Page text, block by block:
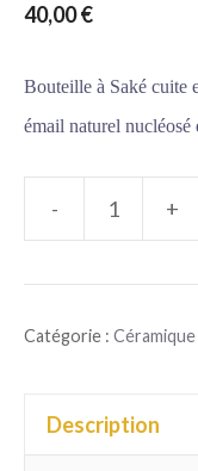
40,00€
Bouteille à Saké cuite
émail naturel
- +
Catégorie : Céramique
Description